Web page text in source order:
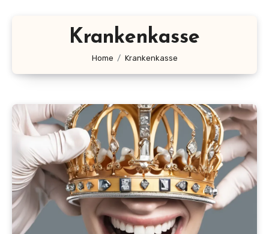
Krankenkasse
Home Krankenkasse